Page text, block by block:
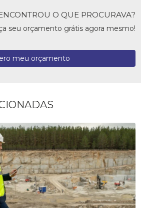
O QUE PROCURAVA?
seu orçamento grátis agora mesmo!
meu orçamento